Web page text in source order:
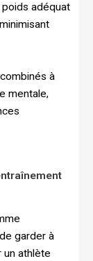
poids adéquat
à
mentale,
garder à
un athlète